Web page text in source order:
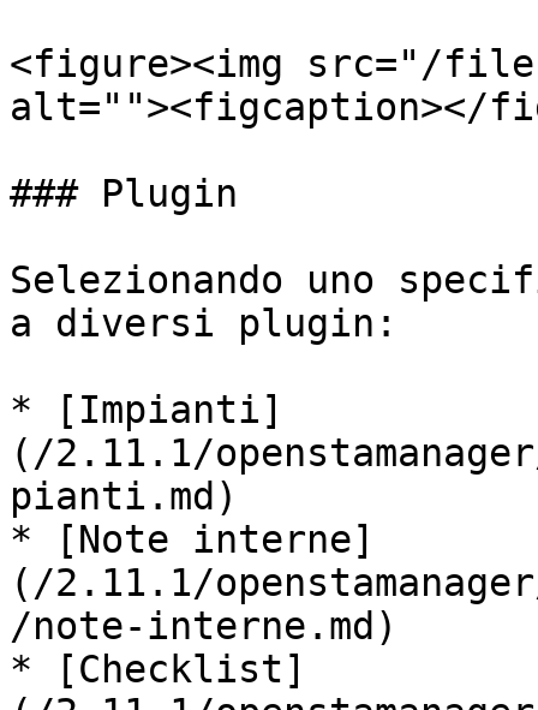
<figure><img src="/
alt=""><figcaption></
### Plugin
Selezionando uno
a diversi plugin:
* [Impianti]
(/2.11.1/
pianti.md)
* [Note interne]
(/2.11.1/
/note-interne.md)
* [Checklist]